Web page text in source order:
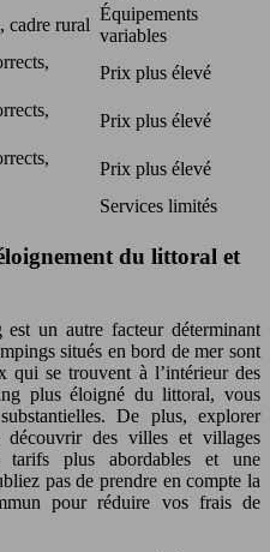
cadre rural
Équipements
variables
Prix plus élevé
Prix plus élevé
Prix plus élevé
Services limités
du littoral et
un autre facteur déterminant
situés en bord de mer sont
qui se trouvent à l’intérieur des
plus éloigné du littoral, vous
De plus, explorer
découvrir des villes et villages
tarifs plus abordables et une
pas de prendre en compte la
pour réduire vos frais de